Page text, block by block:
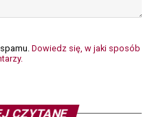
Dowiedz się, w jaki sposób
CZYTANE